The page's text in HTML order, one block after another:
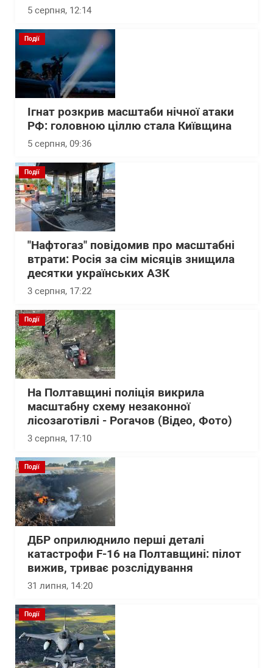
5 серпня, 12:14
Події
Ігнат розкрив масштаби нічної атаки
РФ: головною ціллю стала Київщина
5 серпня, 09:36
Події
"Нафтогаз" повідомив про масштабні
втрати: Росія за сім місяців знищила
десятки українських АЗК
3 серпня, 17:22
Події
На Полтавщині поліція викрила
масштабну схему незаконної
лісозаготівлі - Рогачов (Відео, Фото)
3 серпня, 17:10
Події
ДБР оприлюднило перші деталі
катастрофи F-16 на Полтавщині: пілот
вижив, триває розслідування
31 липня, 14:20
Події